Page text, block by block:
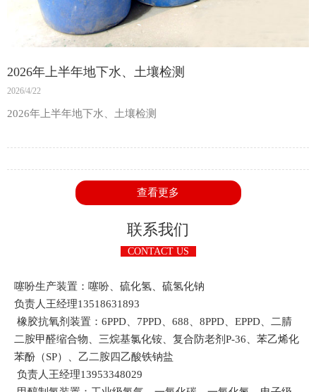
2026年上半年地下水、土壤检测
2026/4/22
2026年上半年地下水、土壤检测
查看更多
联系我们
CONTACT US
噻吩生产装置：噻吩、硫化氢、硫氢化钠
负责人王经理13518631893
橡胶抗氧剂装置：6PPD、7PPD、688、8PPD、EPPD、二腈
二胺甲醛缩合物、三烷基氯化铵、复合防老剂P-36、苯乙烯化
苯酚（SP）、乙二胺四乙酸铁钠盐
负责人王经理13953348029